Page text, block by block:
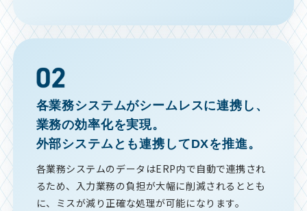
各業務システムがシームレスに連携し、
業務の効率化を実現。
外部システムとも連携してDXを推進。
各業務システムのデータはERP内で自動で連携され
るため、入力業務の負担が大幅に削減されるととも
に、ミスが減り正確な処理が可能になります。